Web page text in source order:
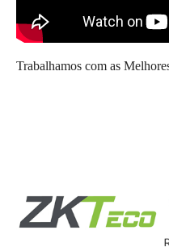
Trabalhamos com as